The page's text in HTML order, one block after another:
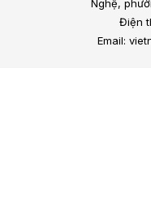
Nghệ,
Điện
Email: